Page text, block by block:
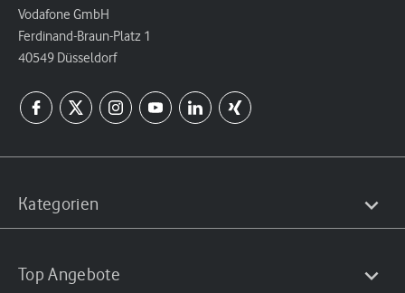
Vodafone GmbH
Ferdinand-Braun-Platz 1
40549 Düsseldorf
Kategorien
Top Angebote